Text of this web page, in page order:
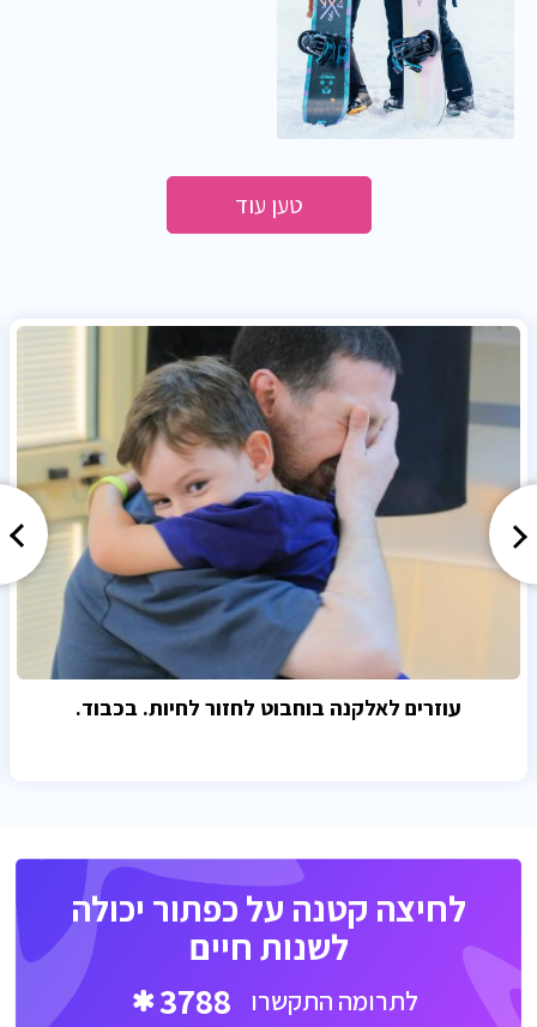
טען עוד
עוזרים לאלקנה בוחבוט לחזור לחיות. בכבוד.
לחיצה קטנה על כפתור יכולה
לשנות חיים
לתרומה התקשרו 3788